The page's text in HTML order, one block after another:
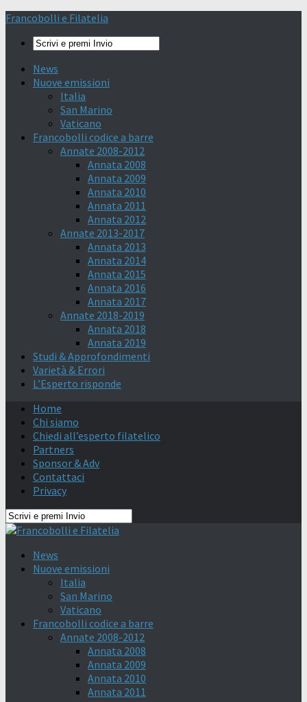
Francobolli e Filatelia
News
Nuove emissioni
Italia
San Marino
Vaticano
Francobolli codice a barre
Annate 2008-2012
Annata 2008
Annata 2009
Annata 2010
Annata 2011
Annata 2012
Annate 2013-2017
Annata 2013
Annata 2014
Annata 2015
Annata 2016
Annata 2017
Annate 2018-2019
Annata 2018
Annata 2019
Studi & Approfondimenti
Varietà & Errori
L’Esperto risponde
Home
Chi siamo
Chiedi all’esperto filatelico
Partners
Sponsor & Adv
Contattaci
Privacy
News
Nuove emissioni
Italia
San Marino
Vaticano
Francobolli codice a barre
Annate 2008-2012
Annata 2008
Annata 2009
Annata 2010
Annata 2011